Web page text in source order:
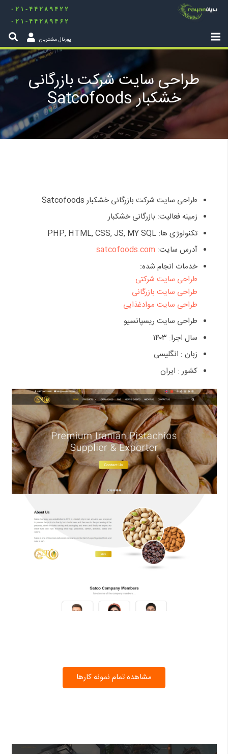
۰۲۱-۴۴۲۸۹۴۲۲
۰۲۱-۴۴۲۸۹۴۶۲
پورتال مشتریان
طراحی سایت شرکت بازرگانی
خشکبار Satcofoods
طراحی سایت شرکت بازرگانی خشکبار Satcofoods
زمینه فعالیت: بازرگانی خشکبار
تکنولوژی ها: PHP, HTML, CSS, JS, MY SQL
آدرس سایت: satcofoods.com
خدمات انجام شده:
طراحی سایت شرکتی
طراحی سایت بازرگانی
طراحی سایت موادغذایی
طراحی سایت ریسپانسیو
سال اجرا: ۱۴۰۳
زبان : انگلیسی
کشور : ایران
مشاهده تمام نمونه کارها